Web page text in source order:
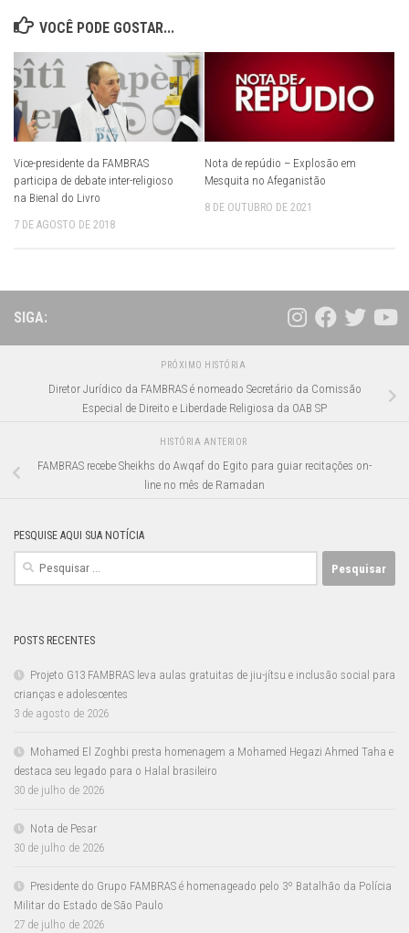
VOCÊ PODE GOSTAR...
Vice-presidente da FAMBRAS
participa de debate inter-religioso
na Bienal do Livro
7 DE AGOSTO DE 2018
Nota de repúdio – Explosão em
Mesquita no Afeganistão
8 DE OUTUBRO DE 2021
SIGA:
PRÓXIMO HISTÓRIA
Diretor Jurídico da FAMBRAS é nomeado Secretário da Comissão
Especial de Direito e Liberdade Religiosa da OAB SP
HISTÓRIA ANTERIOR
FAMBRAS recebe Sheikhs do Awqaf do Egito para guiar recitações on-
line no mês de Ramadan
PESQUISE AQUI SUA NOTÍCIA
Pesquisar
POSTS RECENTES
Projeto G13 FAMBRAS leva aulas gratuitas de jiu-jítsu e inclusão social para
crianças e adolescentes
3 de agosto de 2026
Mohamed El Zoghbi presta homenagem a Mohamed Hegazi Ahmed Taha e
destaca seu legado para o Halal brasileiro
30 de julho de 2026
Nota de Pesar
30 de julho de 2026
Presidente do Grupo FAMBRAS é homenageado pelo 3º Batalhão da Polícia
Militar do Estado de São Paulo
27 de julho de 2026